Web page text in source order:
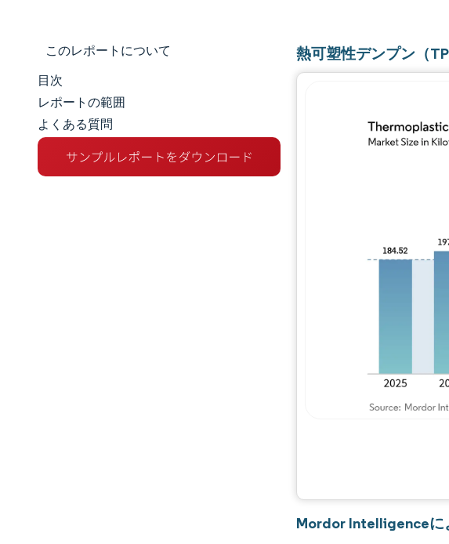
このレポートについて
市場規模とシェア
市場分析
トレンドとインサイト
目次
レポートの範囲
よくある質問
熱可塑性デンプン（
Mordor Intelligenceに